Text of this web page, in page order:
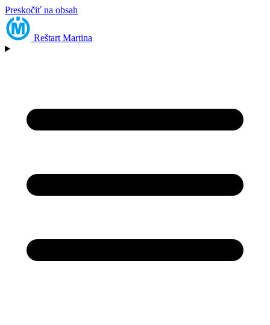
Preskočiť na obsah
Reštart Martina